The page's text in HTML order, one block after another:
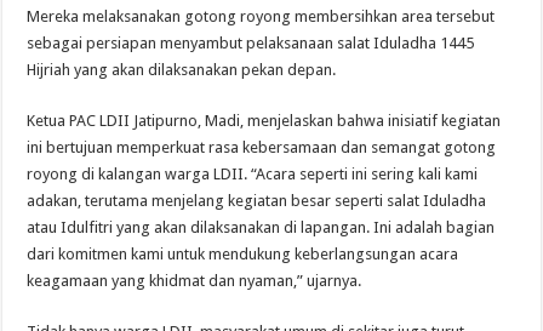
Mereka melaksanakan gotong royong membersihkan area tersebut
sebagai persiapan menyambut pelaksanaan salat Iduladha 1445
Hijriah yang akan dilaksanakan pekan depan.
Ketua PAC LDII Jatipurno, Madi, menjelaskan bahwa inisiatif kegiatan
ini bertujuan memperkuat rasa kebersamaan dan semangat gotong
royong di kalangan warga LDII. “Acara seperti ini sering kali kami
adakan, terutama menjelang kegiatan besar seperti salat Iduladha
atau Idulfitri yang akan dilaksanakan di lapangan. Ini adalah bagian
dari komitmen kami untuk mendukung keberlangsungan acara
keagamaan yang khidmat dan nyaman,” ujarnya.